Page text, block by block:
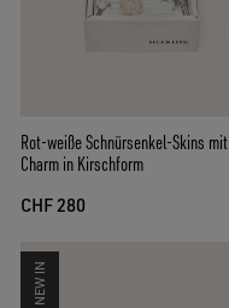
Rot-weiße Schnürsenkel-Skins mit
Charm in Kirschform
CHF 280
NEW IN